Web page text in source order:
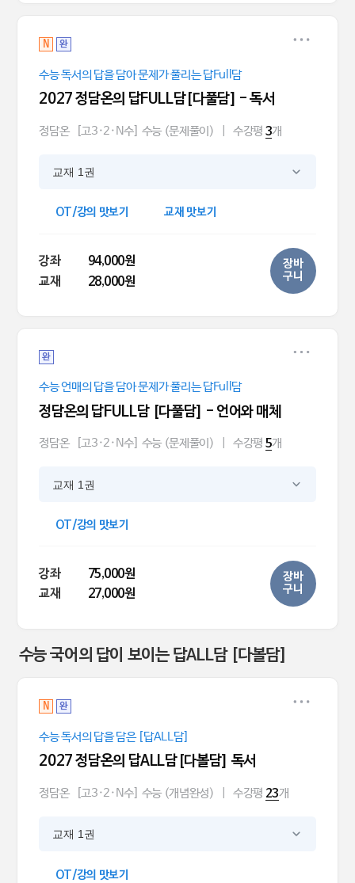
N 완
수능 독서의 답을 담아 문제가 풀리는 답Full담
2027 정담온의 답FULL담[다풀담] - 독서
정담온 [고3·2·N수] 수능 (문제풀이) 수강평 3개
교재 1권
OT/강의 맛보기 교재 맛보기
강좌
94,000원
교재
28,000원
장바
구니
완
수능 언매의 답을 담아 문제가 풀리는 답Full담
정담온의 답FULL담 [다풀담] - 언어와 매체
정담온 [고3·2·N수] 수능 (문제풀이) 수강평 5개
교재 1권
OT/강의 맛보기
강좌
75,000원
교재
27,000원
장바
구니
수능 국어의 답이 보이는 답ALL담 [다볼담]
N 완
수능 독서의 답을 담은 [답ALL담]
2027 정담온의 답ALL담[다볼담] 독서
정담온 [고3·2·N수] 수능 (개념완성) 수강평 23개
교재 1권
OT/강의 맛보기